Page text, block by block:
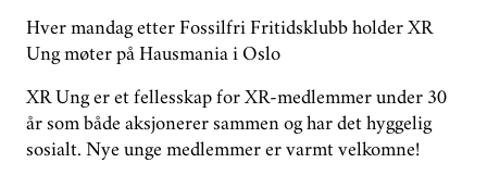
Hver mandag etter Fossilfri Fritidsklubb holder XR
Ung møter på Hausmania i Oslo
XR Ung er et fellesskap for XR-medlemmer under 30
år som både aksjonerer sammen og har det hyggelig
sosialt. Nye unge medlemmer er varmt velkomne!